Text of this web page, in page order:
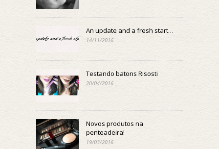
An update and a fresh start…
14/11/2016
Testando batons Risosti
20/04/2016
Novos produtos na
penteadeira!
19/03/2016